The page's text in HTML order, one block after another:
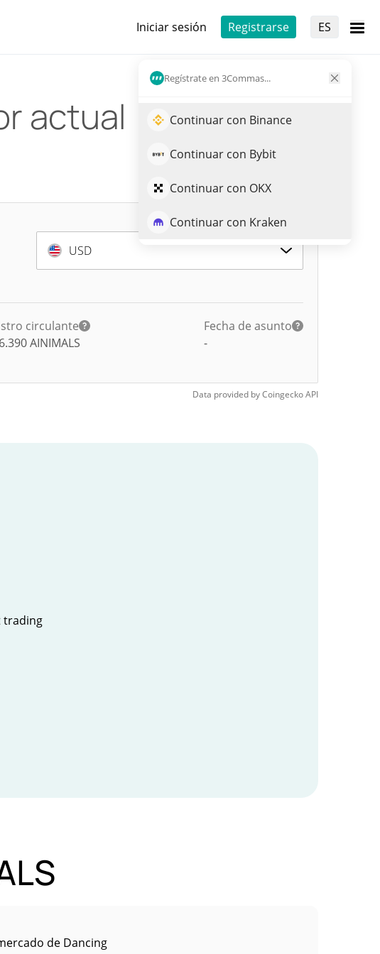
Iniciar sesión Registrarse ES
Regístrate en 3Commas...
Continuar con Binance
Continuar con Bybit
Continuar con OKX
Continuar con Kraken
actual
USD
circulante
AINIMALS
Fecha de asunto
-
Data provided byCoingeckoAPI
de Dancing